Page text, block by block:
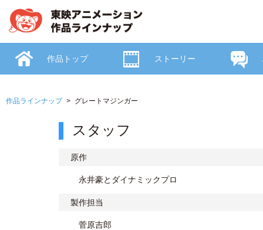
作品ラインナップ グレートマジンガー
スタッフ
原作
永井豪とダイナミックプロ
製作担当
菅原吉郎
作品トップ ストーリー